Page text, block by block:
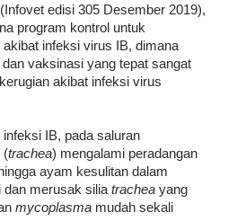
edisi 305 Desember 2019),
program kontrol untuk
infeksi virus IB, dimana
vaksinasi yang tepat sangat
akibat infeksi virus
IB, pada saluran
(trachea) mengalami peradangan
ayam kesulitan dalam
dan merusak silia tracheayang
mycoplasmamudah sekali